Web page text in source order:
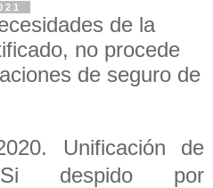
de la
no procede
de seguro de
Unificación de
Si despido por